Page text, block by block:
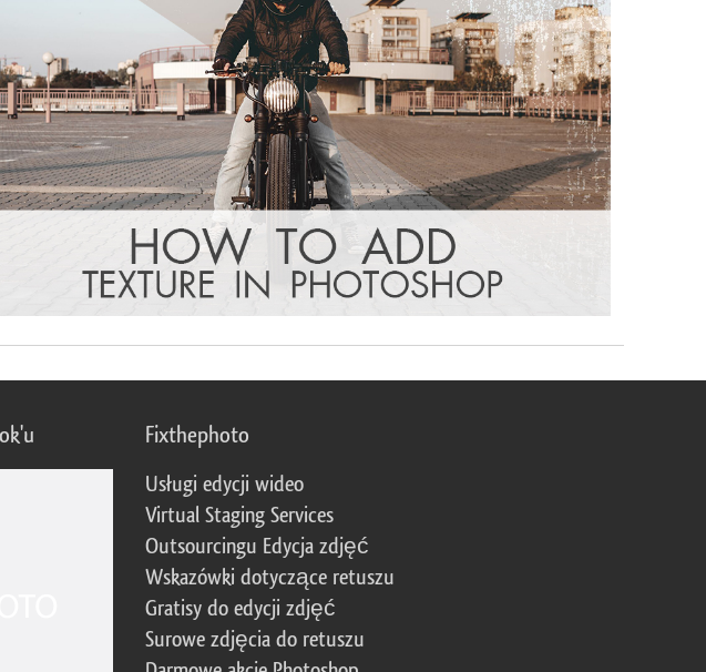
Fixthephoto
Usługi edycji wideo
Virtual Staging Services
Outsourcingu Edycja zdjęć
Wskazówki dotyczące retuszu
Gratisy do edycji zdjęć
Surowe zdjęcia do retuszu